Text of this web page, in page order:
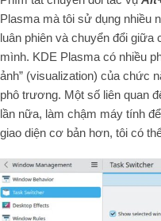
Plasma mà tôi sử dụng nhiều
luân phiên và chuyển đổi
mình. KDE Plasma có nhiều
ảnh” (visualization) của chức
phô trương. Một số liên quan
lần nữa, làm chậm máy tính
giao diện cơ bản hơn, tôi có